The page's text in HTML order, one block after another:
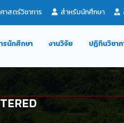
าสตร์วิชาการ สำหรับนักศึกษา
รนักศึกษา งานวิจัย ปฏิทินวิชาก